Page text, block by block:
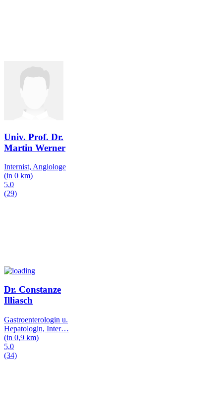
Univ. Prof. Dr.
Martin Werner
Internist, Angiologe
(in 0 km)
5,0
(29)
Dr. Constanze
Illiasch
Gastroenterologin u.
Hepatologin, Inter…
(in 0,9 km)
5,0
(34)